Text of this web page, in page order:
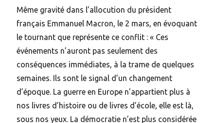
Même gravité dans l’allocution du président
français Emmanuel Macron, le 2 mars, en évoquant
le tournant que représente ce conflit : « Ces
événements n’auront pas seulement des
conséquences immédiates, à la trame de quelques
semaines. Ils sont le signal d’un changement
d’époque. La guerre en Europe n’appartient plus à
nos livres d’histoire ou de livres d’école, elle est là,
sous nos yeux. La démocratie n’est plus considérée